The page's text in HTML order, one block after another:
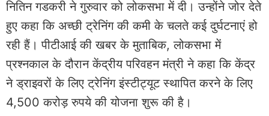
नितिन गडकरी ने गुरुवार को लोकसभा में दी। उन्होंने जोर देते
हुए कहा कि अच्छी ट्रेनिंग की कमी के चलते कई दुर्घटनाएं हो
रही हैं। पीटीआई की खबर के मुताबिक, लोकसभा में
प्रश्नकाल के दौरान केंद्रीय परिवहन मंत्री ने कहा कि केंद्र
ने ड्राइवरों के लिए ट्रेनिंग इंस्टीट्यूट स्थापित करने के लिए
4,500 करोड़ रुपये की योजना शुरू की है।